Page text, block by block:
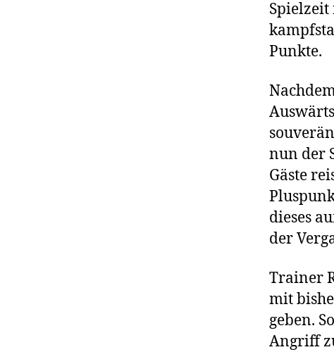
Punkte.
nun der
Gäste
dieses
der
Trainer
mit
geben.
Angriff